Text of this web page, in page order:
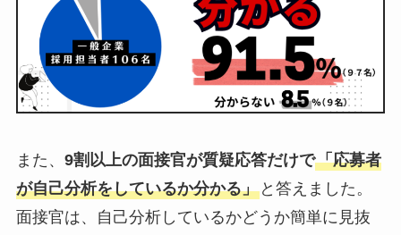
また、 9割以上の面接官が質疑応答だけで「応募者
が自己分析をしているか分かる」と答えました。
面接官は、自己分析しているかどうか簡単に見抜